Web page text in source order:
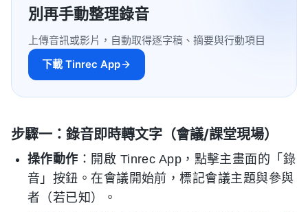
別再手動整理錄音
上傳音訊或影片，自動取得逐字稿、摘要與行動項目
下載 Tinrec App
步驟一：錄音即時轉文字（會議/課堂現場）
操作動作 ：開啟 Tinrec App，點擊主畫面的「錄
音」按鈕。在會議開始前，標記會議主題與參與
者（若已知）。